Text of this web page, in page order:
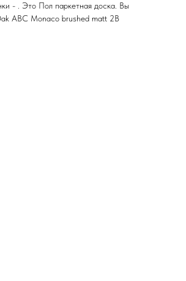
- . Это Пол паркетная доска. Вы
ABC Monaco brushed matt 2B